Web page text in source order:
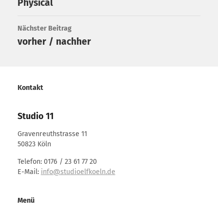
Physical
Nächster Beitrag
vorher / nachher
Kontakt
Studio 11
Gravenreuthstrasse 11
50823 Köln
Telefon: 0176 / 23 61 77 20
E-Mail: info@studioelfkoeln.de
Menü